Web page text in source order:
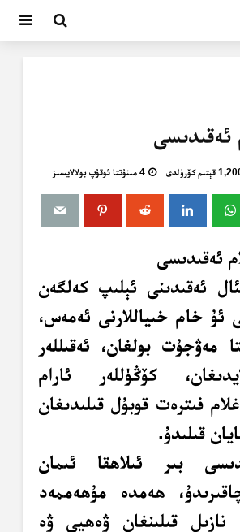
ئەقىدىسى
قېتىم كۆرۈلدى 4 مىنۇتتا ئوقۇپ بولالايسىز
ئەقىدىسى
ئەقىدىنى ئېلىپ كەلگەن
ئۇ خام خىياللارنى ئەمەس،
مەۋجۇت بولغان، ئەقىللەر
كۆڭۈللەر ئارام
فىترەت قوبۇل قىلىدىغان
قىلىدۇ.
بىر ئىلاھقا ئىمان
ھەمدە مۇھەممەد
نازىل قىلىنغان ۋەھيى ۋە